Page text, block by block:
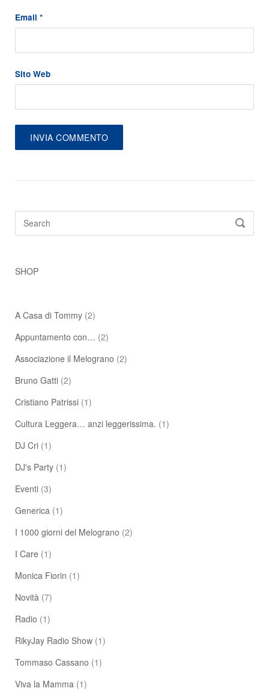
Email *
Sito Web
Search
SHOP
A Casa di Tommy (2)
Appuntamento con… (2)
Associazione il Melograno (2)
Bruno Gatti (2)
Cristiano Patrissi (1)
Cultura Leggera… anzi leggerissima. (1)
DJ Cri (1)
DJ's Party (1)
Eventi (3)
Generica (1)
I 1000 giorni del Melograno (2)
I Care (1)
Monica Fiorin (1)
Novità (7)
Radio (1)
RikyJay Radio Show (1)
Tommaso Cassano (1)
Viva la Mamma (1)